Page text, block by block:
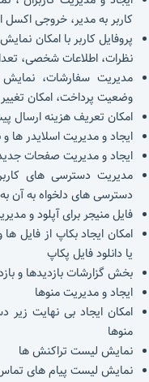
کاربر به مدیر، خروجی اکسل
پروفایل کاربر با امکان
نظرات، اطلاعات شخصی،
مدیریت سفارشات،
وضعیت پرداخت، امکان
امکان تعریف هزینه ارسال
ایجاد و مدیریت اسلایدر ها
ایجاد و مدیریت صفحات
مدیریت دسترسی های
دسترسی های دلخواه به آن
فایل منیجر برای آپلود و
امکان ایجاد بکاپ از فایل
یا دانلود فایل پکاپ
بخش گزارشات بازدیدها و
ایجاد و مدیریت منوها
امکان ایجاد بی نهایت زیر
منوها
نمایش لیست تراکنش ها
نمایش لیست پیام های تماس